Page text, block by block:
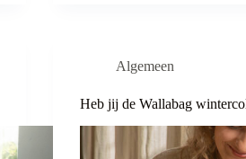
Algemeen
Heb jij de Wallabag